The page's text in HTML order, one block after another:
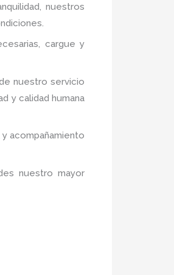
nuestros
cargue y
nuestro servicio
y calidad humana
acompañamiento
nuestro mayor